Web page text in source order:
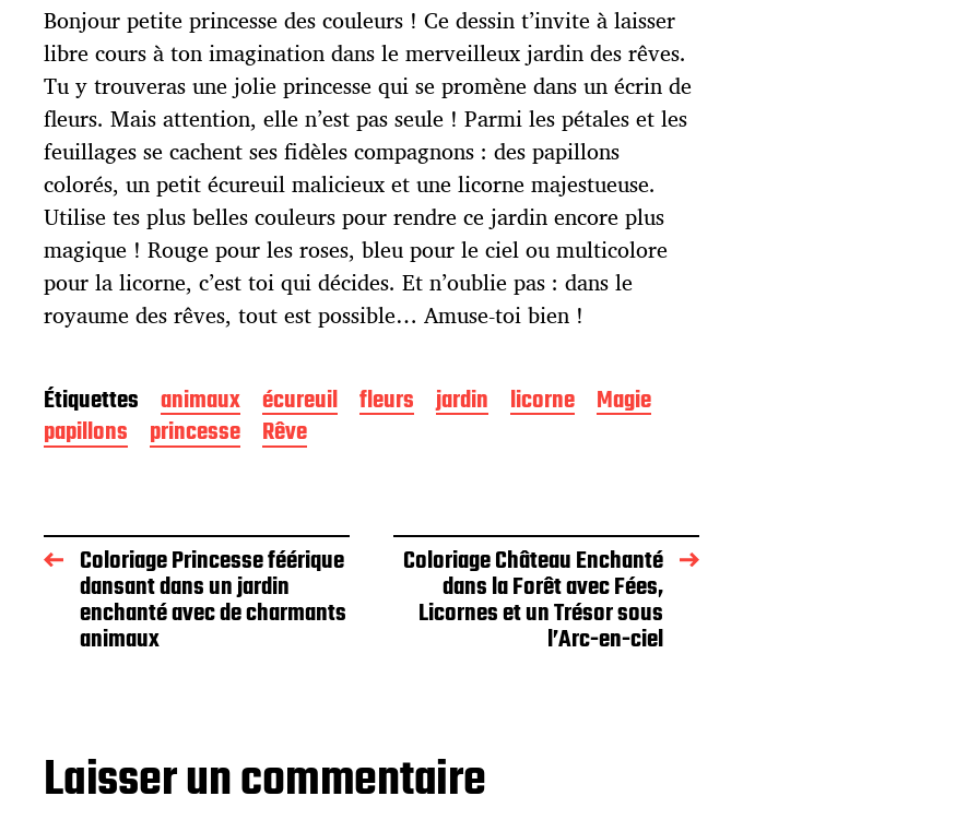
e
p
u
b
l
i
c
a
t
i
o
n
Bonjour petite princesse des couleurs ! Ce dessin t’invite à laisser
libre cours à ton imagination dans le merveilleux jardin des rêves.
Tu y trouveras une jolie princesse qui se promène dans un écrin de
fleurs. Mais attention, elle n’est pas seule ! Parmi les pétales et les
feuillages se cachent ses fidèles compagnons : des papillons
colorés, un petit écureuil malicieux et une licorne majestueuse.
Utilise tes plus belles couleurs pour rendre ce jardin encore plus
magique ! Rouge pour les roses, bleu pour le ciel ou multicolore
pour la licorne, c’est toi qui décides. Et n’oublie pas : dans le
royaume des rêves, tout est possible… Amuse-toi bien !
Étiquettes animaux écureuil fleurs jardin licorne
Magie
papillons
princesse Rêve
Coloriage Princesse féérique
dansant dans un jardin
enchanté avec de charmants
animaux
Coloriage Château Enchanté
dans la Forêt avec Fées,
Licornes et un Trésor sous
l’Arc-en-ciel
Laisser un commentaire